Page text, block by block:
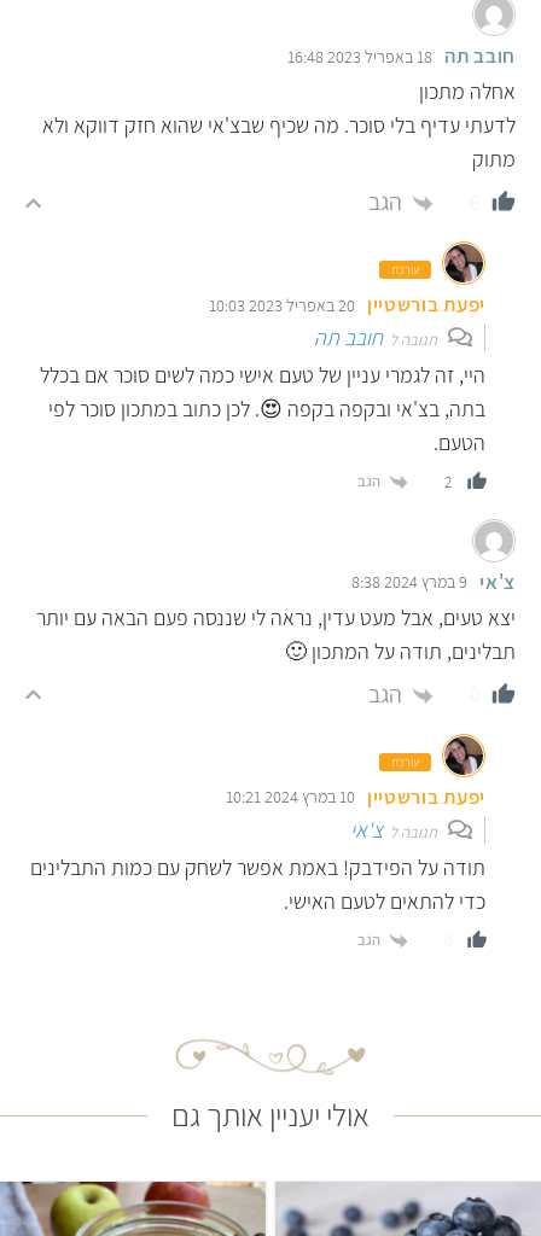
חובב תה 18 באפריל 2023 16:48
אחלה מתכון
לדעתי עדיף בלי סוכר. מה שכיף שבצ'אי שהוא חזק דווקא ולא
מתוק
הגב
עורכת
יפעת בורשטיין 20 באפריל 2023 10:03
תגובה לחובב תה
היי, זה לגמרי עניין של טעם אישי כמה לשים סוכר אם בכלל
בתה, בצ'אי ובקפה בקפה 😍. לכן כתוב במתכון סוכר לפי
הטעם.
2 הגב
צ'אי 9 במרץ 2024 8:38
יצא טעים, אבל מעט עדין, נראה לי שננסה פעם הבאה עם יותר
תבלינים, תודה על המתכון 🙂
הגב
עורכת
יפעת בורשטיין 10 במרץ 2024 10:21
תגובה לצ'אי
תודה על הפידבק! באמת אפשר לשחק עם כמות התבלינים
כדי להתאים לטעם האישי.
הגב
אולי יעניין אותך גם